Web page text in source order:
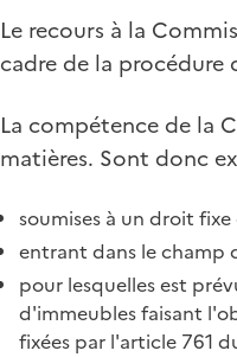
Le recours à la
cadre de la
La compétence de la
matières. Sont donc
soumises à un droit
entrant dans le champ
pour lesquelles est
d'immeubles faisant
fixées par l'article 761